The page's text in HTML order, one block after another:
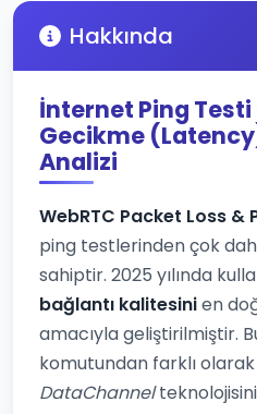
Hakkında
İnternet Ping Testi
Gecikme
Analizi
WebRTC Packet Loss &
ping testlerinden çok
sahiptir. 2025 yılında
bağlantı kalitesinien
amacıyla geliştirilmiştir.
komutundan farklı olarak
DataChannel